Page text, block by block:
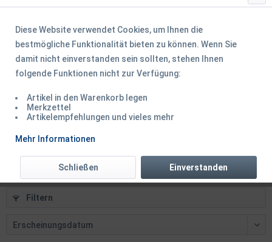
Balzer Elektroposen Karpfen / Aal / Zander /...
Filtern
Diese Website verwendet Cookies, um Ihnen die
bestmögliche Funktionalität bieten zu können. Wenn Sie
damit nicht einverstanden sein sollten, stehen Ihnen
folgende Funktionen nicht zur Verfügung:
Artikel in den Warenkorb legen
Merkzettel
Artikelempfehlungen und vieles mehr
Mehr Informationen
Einverstanden
Schließen